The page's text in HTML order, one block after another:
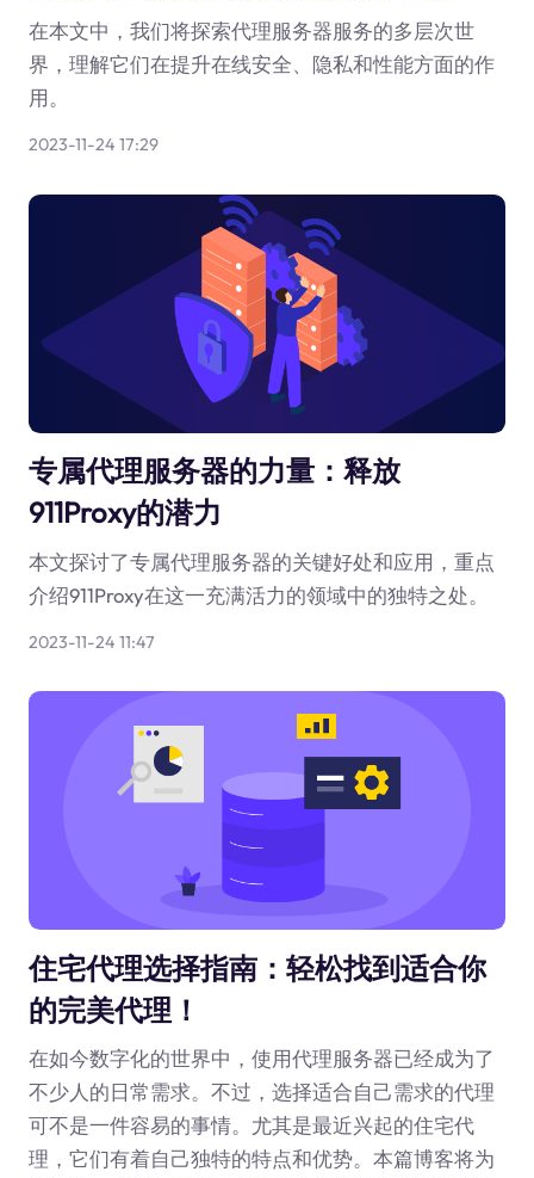
在本文中，我们将探索代理服务器服务的多层次世
界，理解它们在提升在线安全、隐私和性能方面的作
用。
2023-11-24 17:29
专属代理服务器的力量：释放
911Proxy的潜力
本文探讨了专属代理服务器的关键好处和应用，重点
介绍911Proxy在这一充满活力的领域中的独特之处。
2023-11-24 11:47
住宅代理选择指南：轻松找到适合你
的完美代理！
在如今数字化的世界中，使用代理服务器已经成为了
不少人的日常需求。不过，选择适合自己需求的代理
可不是一件容易的事情。尤其是最近兴起的住宅代
理，它们有着自己独特的特点和优势。本篇博客将为